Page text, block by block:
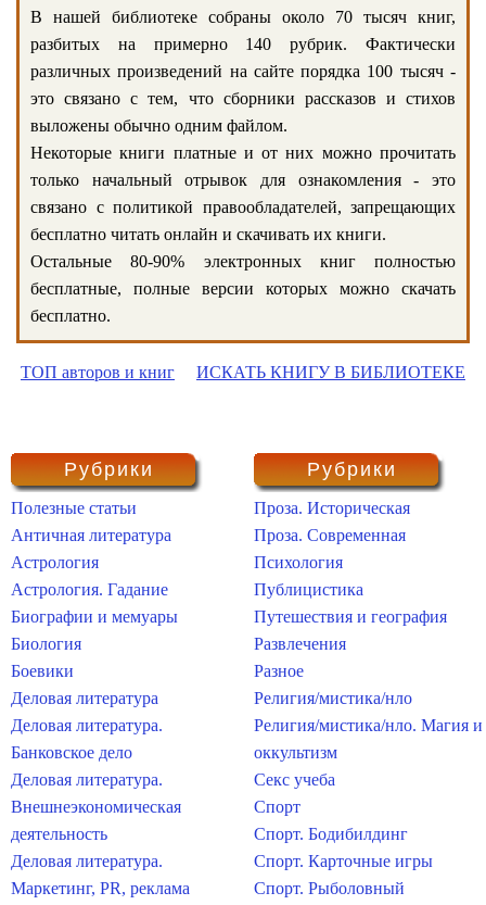
В нашей библиотеке собраны около 70 тысяч книг,
разбитых на примерно 140 рубрик. Фактически
различных произведений на сайте порядка 100 тысяч -
это связано с тем, что сборники рассказов и стихов
выложены обычно одним файлом.
Некоторые книги платные и от них можно прочитать
только начальный отрывок для ознакомления - это
связано с политикой правообладателей, запрещающих
бесплатно читать онлайн и скачивать их книги.
Остальные 80-90% электронных книг полностью
бесплатные, полные версии которых можно скачать
бесплатно.
ТОП авторов и книг ИСКАТЬ КНИГУ В БИБЛИОТЕКЕ
Рубрики
Полезные статьи
Античная литература
Астрология
Астрология. Гадание
Биографии и мемуары
Биология
Боевики
Деловая литература
Деловая литература.
Банковское дело
Деловая литература.
Внешнеэкономическая
деятельность
Деловая литература.
Маркетинг, PR, реклама
Рубрики
Проза. Историческая
Проза. Современная
Психология
Публицистика
Путешествия и география
Развлечения
Разное
Религия/мистика/нло
Религия/мистика/нло. Магия и
оккультизм
Секс учеба
Спорт
Спорт. Бодибилдинг
Спорт. Карточные игры
Спорт. Рыболовный